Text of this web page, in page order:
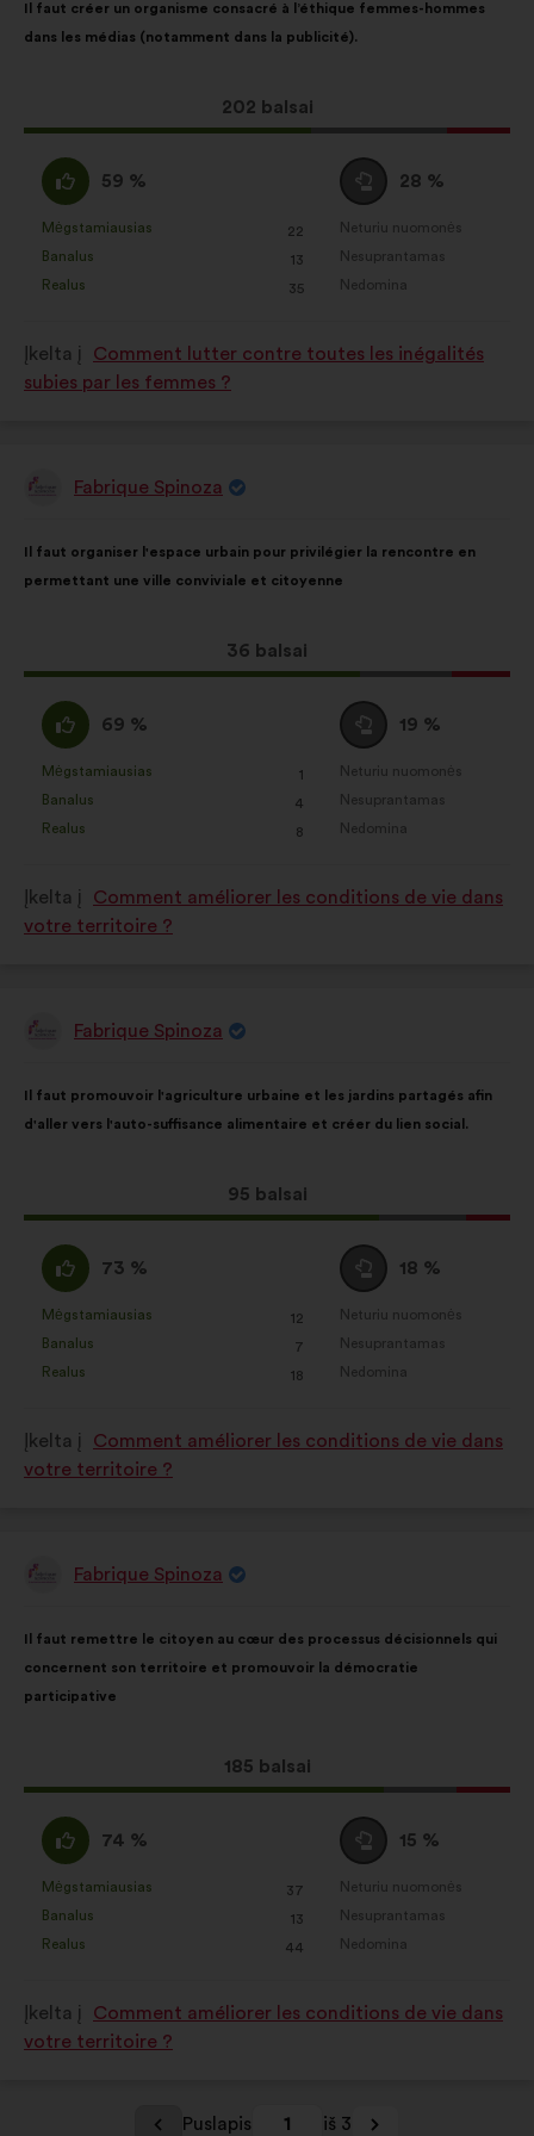
turinys:
Il faut créer un organisme consacré à l’éthique femmes-hommes
dans les médias (notamment dans la publicité).
Dėl
šio
202 balsai
pasiskirstė
taip:
Pritariu
:
59 %
Mėgstamiausias
: 22
kartų
Banalus
: 13
kartų
Realus
: 35
kartų
Susilaikau
:
28 %
Neturiu nuomonės
:kartų
Nesuprantamas
:kartų
Nedomina
:kartų
Įkelta į
Comment lutter contre toutes les inégalités
subies par les femmes ?
Pasiūlymas:Fabrique Spinoza
turinys:
Il faut organiser l'espace urbain pour privilégier la rencontre en
permettant une ville conviviale et citoyenne
Dėl
šio
36 balsai
pasiskirstė
taip:
Pritariu
:
69 %
Mėgstamiausias
: 1
kartų
Banalus
: 4
kartų
Realus
: 8
kartų
Susilaikau
:
19 %
Neturiu nuomonės
:kartų
Nesuprantamas
:kartų
Nedomina
:kartų
Įkelta į
Comment améliorer les conditions de vie dans
votre territoire ?
Pasiūlymas:Fabrique Spinoza
turinys:
Il faut promouvoir l'agriculture urbaine et les jardins partagés afin
d'aller vers l'auto-suffisance alimentaire et créer du lien social.
Dėl
šio
95 balsai
pasiskirstė
taip:
Pritariu
:
73 %
Mėgstamiausias
: 12
kartų
Banalus
: 7
kartų
Realus
: 18
kartų
Susilaikau
:
18 %
Neturiu nuomonės
:kartų
Nesuprantamas
:kartų
Nedomina
:kartų
Įkelta į
Comment améliorer les conditions de vie dans
votre territoire ?
Pasiūlymas:Fabrique Spinoza
turinys:
Il faut remettre le citoyen au cœur des processus décisionnels qui
concernent son territoire et promouvoir la démocratie
participative
Dėl
šio
185 balsai
pasiskirstė
taip:
Pritariu
:
74 %
Mėgstamiausias
: 37
kartų
Banalus
: 13
kartų
Realus
: 44
kartų
Susilaikau
:
15 %
Neturiu nuomonės
:kartų
Nesuprantamas
:kartų
Nedomina
:kartų
Įkelta į
Comment améliorer les conditions de vie dans
votre territoire ?
Puslapis 1 iš 3